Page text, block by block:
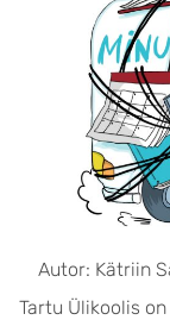
Autor: Kätriin
Tartu Ülikoolis